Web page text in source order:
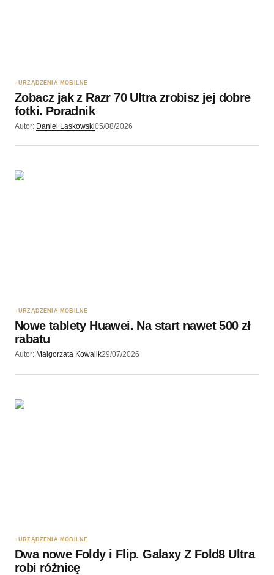
Wyślij komentarz
URZĄDZENIA MOBILNE
Zobacz jak z Razr 70 Ultra zrobisz jej dobre
fotki. Poradnik
Autor: Daniel Laskowski05/08/2026
URZĄDZENIA MOBILNE
Nowe tablety Huawei. Na start nawet 500 zł
rabatu
Autor: Malgorzata Kowalik29/07/2026
URZĄDZENIA MOBILNE
Dwa nowe Foldy i Flip. Galaxy Z Fold8 Ultra
robi różnicę